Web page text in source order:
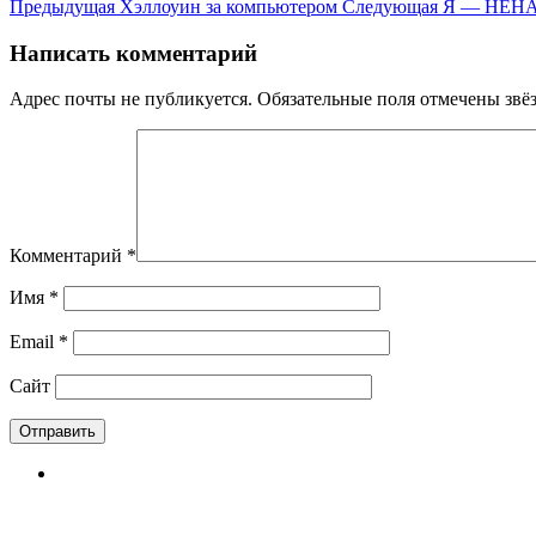
Предыдущая Хэллоуин за компьютером Следующая Я —
Написать комментарий
Адрес почты не публикуется. Обязательные поля отмечены
Комментарий *
Имя *
Email *
Сайт